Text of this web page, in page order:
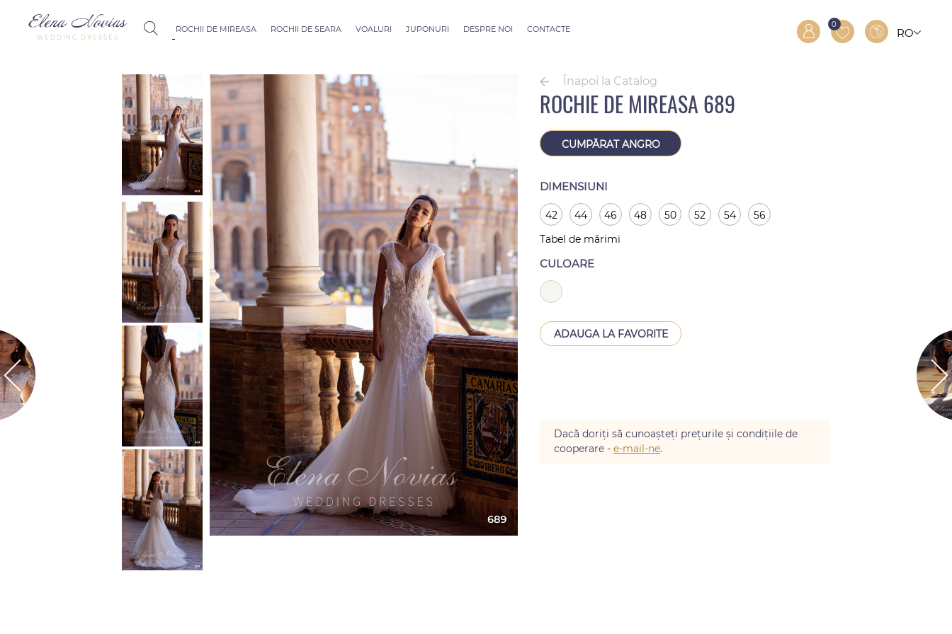
WEDDING DRESSES
ROCHII DE MIREASA
Thessaloniki
Athens
Melody
Vienna
Dubai Couture
Rome
ROCHII DE SEARA
VOALURI
Voaluri Thessaloniki
Voaluri Athens
Voaluri Dubai Couture
Voaluri Rome
JUPONURI DESPRE NOI CONTACTE 0
RO
Înapoi la Catalog
ROCHIE DE MIREASA 689
CUMPĂRAT ANGRO
DIMENSIUNI
42 44 46 48 50 52 54
56
Tabel de mărimi
CULOARE
ADAUGA LA FAVORITE
Dacă doriți să cunoașteți prețurile și condițiile de
cooperare - e-mail-ne.